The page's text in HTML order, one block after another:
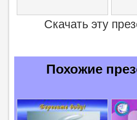
Скачать эту
Похожие